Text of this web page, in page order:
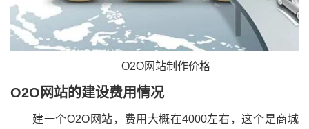
O2O网站制作价格
O2O网站的建设费用情况
建一个O2O网站，费用大概在4000左右，这个是商城